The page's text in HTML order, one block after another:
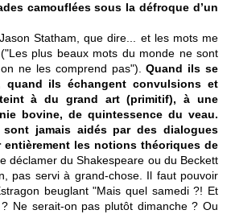
camouflées sous la défroque d’un
Statham, que dire... et les mots me
plus beaux mots du monde ne sont
ne les comprend pas").Quand ils se
quand ils échangent convulsions et
à du grand art (primitif), à une
bovine, de quintessence du veau.
jamais aidés par des dialogues
entièrement les notions théoriques de
déclamer du Shakespeare ou du Beckett
pas servi à grand-chose. Il faut pouvoir
beuglant "Mais quel samedi ?! Et
Ne serait-on pas plutôt dimanche ? Ou